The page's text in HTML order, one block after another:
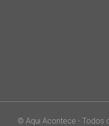
© Aqui Acontece - Todos